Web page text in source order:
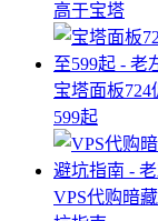
高于宝塔
宝塔面板
599起
VPS代购暗